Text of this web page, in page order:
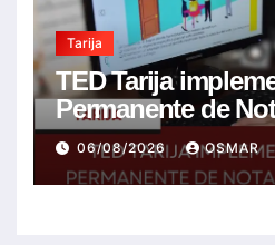
Tarija
TED Tarija
Permanente de
Notarios
06/08/2026 OSMAR